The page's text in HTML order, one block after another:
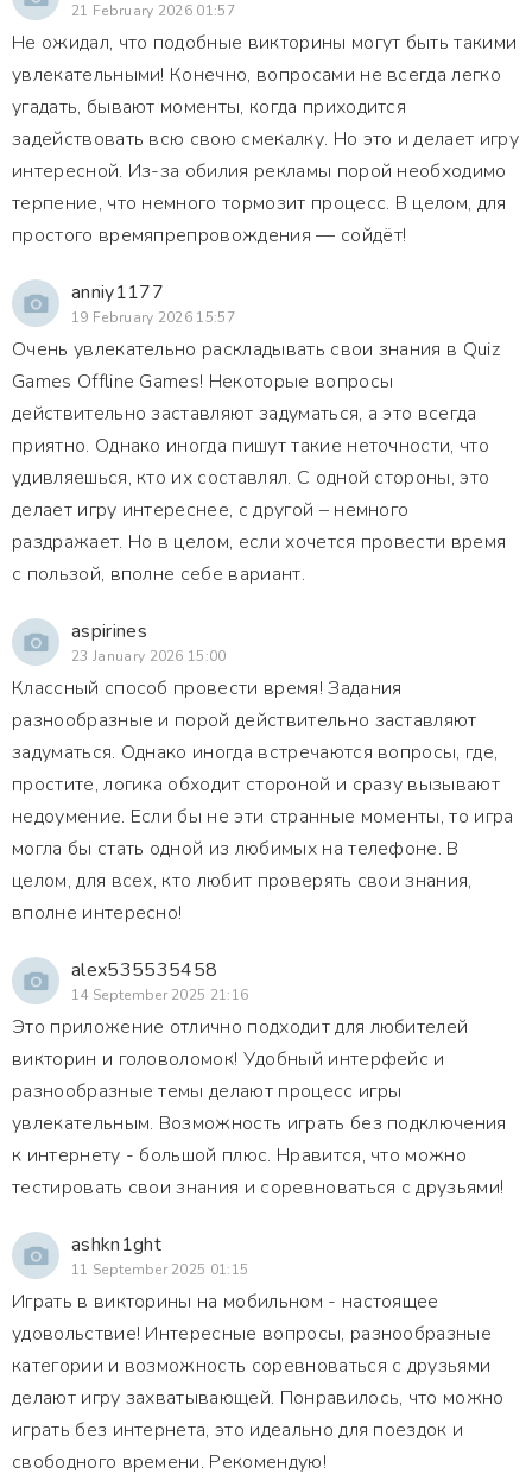
21 February 2026 01:57
Не ожидал, что подобные викторины могут быть такими
увлекательными! Конечно, вопросами не всегда легко
угадать, бывают моменты, когда приходится
задействовать всю свою смекалку. Но это и делает игру
интересной. Из-за обилия рекламы порой необходимо
терпение, что немного тормозит процесс. В целом, для
простого времяпрепровождения — сойдёт!
anniy1177
19 February 2026 15:57
Очень увлекательно раскладывать свои знания в Quiz
Games Offline Games! Некоторые вопросы
действительно заставляют задуматься, а это всегда
приятно. Однако иногда пишут такие неточности, что
удивляешься, кто их составлял. С одной стороны, это
делает игру интереснее, с другой – немного
раздражает. Но в целом, если хочется провести время
с пользой, вполне себе вариант.
aspirines
23 January 2026 15:00
Классный способ провести время! Задания
разнообразные и порой действительно заставляют
задуматься. Однако иногда встречаются вопросы, где,
простите, логика обходит стороной и сразу вызывают
недоумение. Если бы не эти странные моменты, то игра
могла бы стать одной из любимых на телефоне. В
целом, для всех, кто любит проверять свои знания,
вполне интересно!
alex535535458
14 September 2025 21:16
Это приложение отлично подходит для любителей
викторин и головоломок! Удобный интерфейс и
разнообразные темы делают процесс игры
увлекательным. Возможность играть без подключения
к интернету - большой плюс. Нравится, что можно
тестировать свои знания и соревноваться с друзьями!
ashkn1ght
11 September 2025 01:15
Играть в викторины на мобильном - настоящее
удовольствие! Интересные вопросы, разнообразные
категории и возможность соревноваться с друзьями
делают игру захватывающей. Понравилось, что можно
играть без интернета, это идеально для поездок и
свободного времени. Рекомендую!